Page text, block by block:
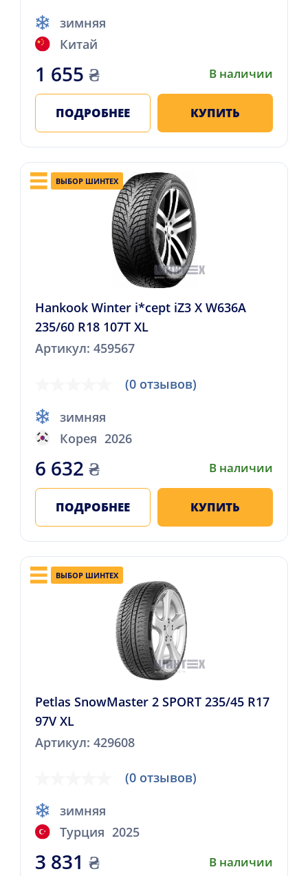
зимняя
Китай
1 655 ₴ В наличии
ПОДРОБНЕЕ КУПИТЬ
ВЫБОР ШИНТЕХ
Hankook Winter i*cept iZ3 X W636A
235/60 R18 107T XL
Артикул: 459567
(0 отзывов)
зимняя
Корея 2026
6 632 ₴ В наличии
ПОДРОБНЕЕ КУПИТЬ
ВЫБОР ШИНТЕХ
Petlas SnowMaster 2 SPORT 235/45 R17
97V XL
Артикул: 429608
(0 отзывов)
зимняя
Турция 2025
3 831 ₴ В наличии